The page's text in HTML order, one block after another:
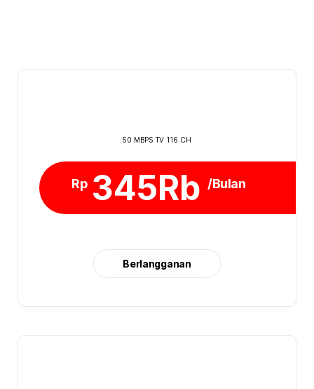
50 MBPS TV 116 CH
Rp 345Rb /Bulan
Berlangganan